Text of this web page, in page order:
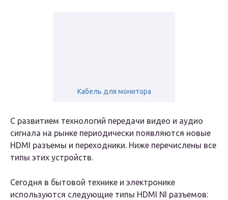
Кабель для монитора
С развитием технологий передачи видео и аудио
сигнала на рынке периодически появляются новые
HDMI разъемы и переходники. Ниже перечислены все
типы этих устройств.
Сегодня в бытовой технике и электронике
используются следующие типы HDMI NI разъемов: